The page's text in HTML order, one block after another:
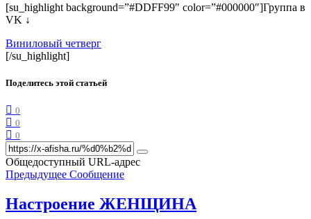
[su_highlight background=”#DDFF99″ color=”#000000″]Группа в
VK ↓
Виниловый четверг
[/su_highlight]
Поделитесь этой статьей
0
0
0
Общедоступный URL-адрес
Предыдущее Сообщение
Настроение ЖЕНЩИНА